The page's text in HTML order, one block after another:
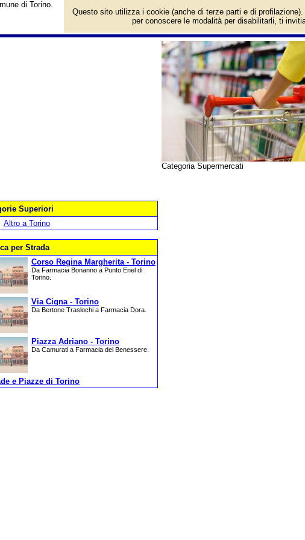
di Torino.
Superiori
Altro a Torino
per Strada
Corso Regina Margherita - Torino
Da Farmacia Bonanno a Punto Enel di
Torino.
Via Cigna - Torino
Da Bertone Traslochi a Farmacia Dora.
Piazza Adriano - Torino
Da Camurati a Farmacia del Benessere.
e Piazze di Torino
Categoria Supermercati
Questo sito utilizza i cookie (anche di terze parti e di
per conoscere le modalità per disabilitarli, ti